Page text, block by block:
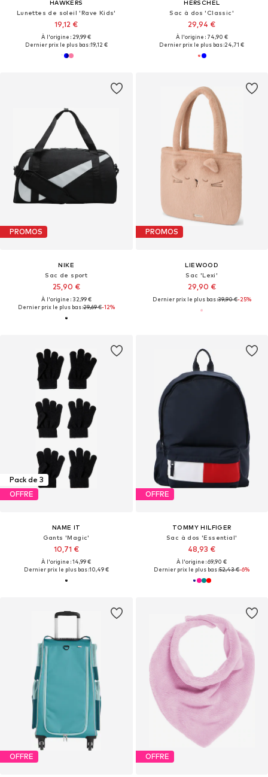
HAWKERS
Lunettes de soleil 'Rave Kids'
19,12 €
À l'origine : 29,99 €
Dernier prix le plus bas :19,12 €
HERSCHEL
Sac à dos 'Classic'
29,94 €
À l'origine : 74,90 €
Dernier prix le plus bas :24,71 €
PROMOS
NIKE
Sac de sport
25,90 €
À l'origine : 32,99 €
Dernier prix le plus bas :29,69 €-12%
PROMOS
LIEWOOD
Sac 'Lexi'
29,90 €
Dernier prix le plus bas :39,90 €-25%
Pack de 3
OFFRE
NAME IT
Gants 'Magic'
10,71 €
À l'origine : 14,99 €
Dernier prix le plus bas :10,49 €
OFFRE
TOMMY HILFIGER
Sac à dos 'Essential'
48,93 €
À l'origine : 69,90 €
Dernier prix le plus bas :52,43 €-6%
OFFRE OFFRE